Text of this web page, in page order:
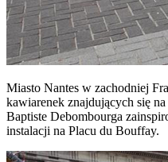
Miasto Nantes w zachodniej
kawiarenek znajdujących się
Baptiste Debombourga
instalacji na Placu du Bouffay.